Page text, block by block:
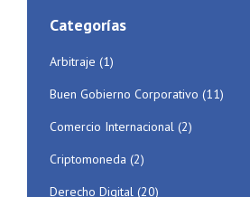
Categorías
Arbitraje (1)
Buen Gobierno Corporativo (11)
Comercio Internacional (2)
Criptomoneda (2)
Derecho Digital (20)